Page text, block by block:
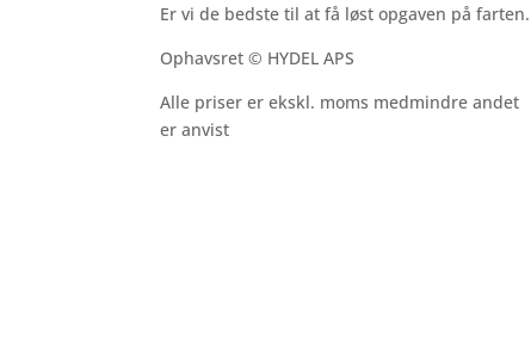
Er vi de bedste til at få løst opgaven på farten.
Ophavsret © HYDEL APS
Alle priser er ekskl. moms medmindre andet
er anvist